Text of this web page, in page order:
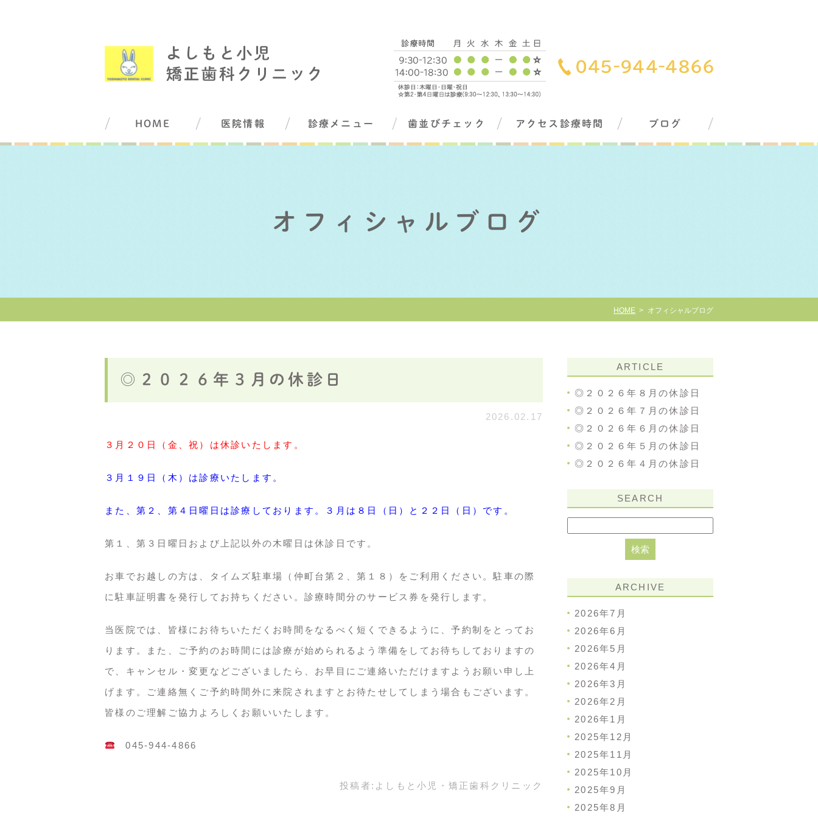
HOME 医院情報 診療メニュー 歯並びチェック アクセス診療時間 ブログ
オフィシャルブログ
HOME オフィシャルブログ
◎２０２６年３月の休診日
2026.02.17
３月２０日（金、祝）は休診いたします。
３月１９日（木）は診療いたします。
また、第２、第４日曜日は診療しております。３月は８日（日）と２２日（日）です。
第１、第３日曜日および上記以外の木曜日は休診日です。
お車でお越しの方は、タイムズ駐車場（仲町台第２、第１８）をご利用ください。駐車の際
に駐車証明書を発行してお持ちください。診療時間分のサービス券を発行します。
当医院では、皆様にお待ちいただくお時間をなるべく短くできるように、予約制をとってお
ります。また、ご予約のお時間には診療が始められるよう準備をしてお待ちしておりますの
で、キャンセル・変更などございましたら、お早目にご連絡いただけますようお願い申し上
げます。ご連絡無くご予約時間外に来院されますとお待たせしてしまう場合もございます。
皆様のご理解ご協力よろしくお願いいたします。
045-944-4866
投稿者: よしもと小児・矯正歯科クリニック
ARTICLE
◎２０２６年８月の休診日
◎２０２６年７月の休診日
◎２０２６年６月の休診日
◎２０２６年５月の休診日
◎２０２６年４月の休診日
SEARCH
ARCHIVE
2026年7月
2026年6月
2026年5月
2026年4月
2026年3月
2026年2月
2026年1月
2025年12月
2025年11月
2025年10月
2025年9月
2025年8月